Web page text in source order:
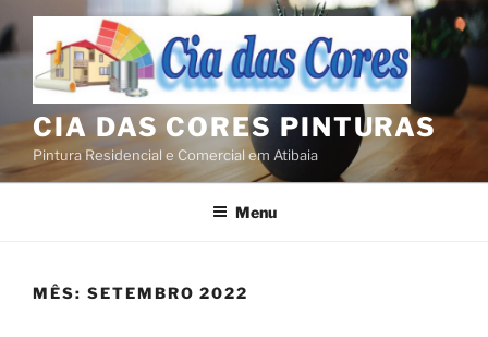
CIA DAS CORES PINTURAS
Pintura Residencial e Comercial em Atibaia
Menu
MÊS: SETEMBRO 2022